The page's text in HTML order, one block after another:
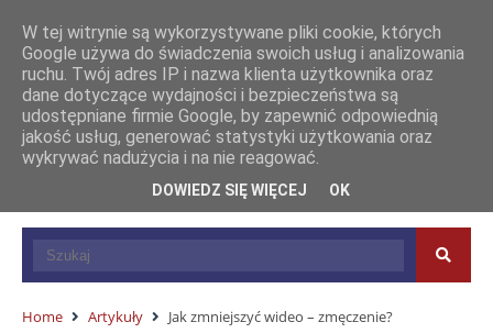
Home Artykuły Jak zmniejszyć wideo – zmęczenie?
W tej witrynie są wykorzystywane pliki cookie, których
Google używa do świadczenia swoich usług i analizowania
ruchu. Twój adres IP i nazwa klienta użytkownika oraz
dane dotyczące wydajności i bezpieczeństwa są
udostępniane firmie Google, by zapewnić odpowiednią
jakość usług, generować statystyki użytkowania oraz
wykrywać nadużycia i na nie reagować.
DOWIEDZ SIĘ WIĘCEJ OK